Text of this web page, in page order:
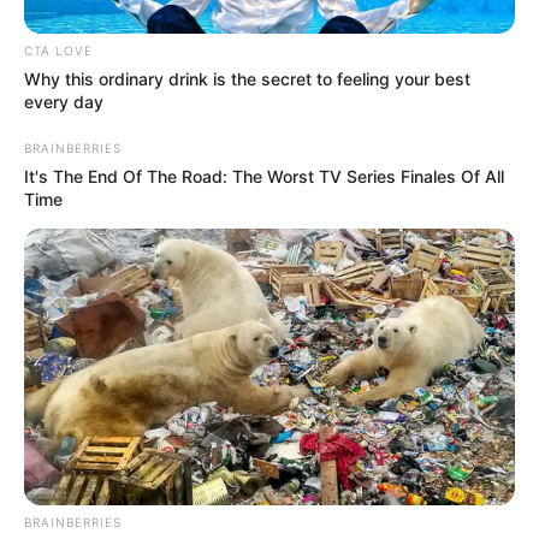
Auswahl von regelmäßig stattfindenden
Veranstaltungen in Nordrhein-Westfalen (z.B.
Volks- und Stadtfeste):
Open Air Pfingst-Rockmusikfest Werden
Pfingstkirmes Menden
Größte Kirmes am Rhein in Düsseldorf
Libori in Paderborn
Neusser Schützenfest
Pützchens Markt in Bonn
Hüstener Kirmes in Arnsberg
Rhein in Flammen
Allerheiligenkirmes in Soest
Weihnachtsmärkte in Nordrhein-Westfalen
CTA LOVE
Why this ordinary drink is the secret to feeling your best
every day
BRAINBERRIES
It's The End Of The Road: The Worst TV Series Finales Of All
Time
BRAINBERRIES